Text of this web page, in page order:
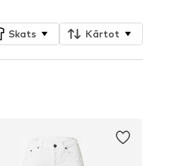
Skats Kārtot